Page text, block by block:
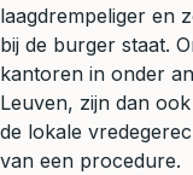
laagdrempeliger en
bij de burger staat.
kantoren in onder
Leuven, zijn dan
de lokale
van een procedure.